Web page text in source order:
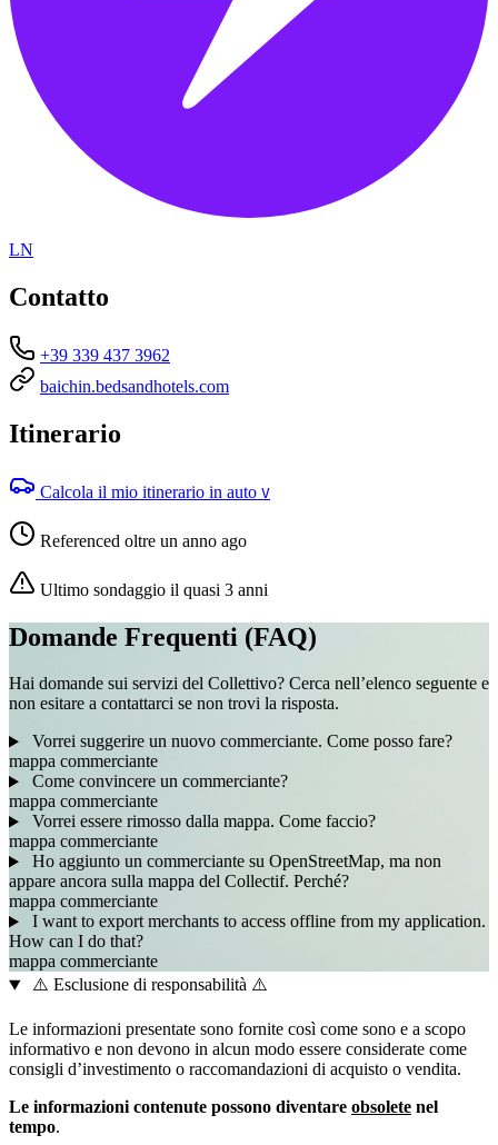
LN
Contatto
+39 339 437 3962
baichin.bedsandhotels.com
Itinerario
Calcola il mio itinerario in auto V
Referenced oltre un anno ago
Ultimo sondaggio il quasi 3 anni
Domande Frequenti (FAQ)
Hai domande sui servizi del Collettivo? Cerca nell’elenco seguente e
non esitare a contattarci se non trovi la risposta.
Vorrei suggerire un nuovo commerciante. Come posso fare?
mappa commerciante
Come convincere un commerciante?
mappa commerciante
Vorrei essere rimosso dalla mappa. Come faccio?
mappa commerciante
Ho aggiunto un commerciante su OpenStreetMap, ma non
appare ancora sulla mappa del Collectif. Perché?
mappa commerciante
I want to export merchants to access offline from my application.
How can I do that?
mappa commerciante
⚠️ Esclusione di responsabilità ⚠️
Le informazioni presentate sono fornite così come sono e a scopo
informativo e non devono in alcun modo essere considerate come
consigli d’investimento o raccomandazioni di acquisto o vendita.
Le informazioni contenute possono diventare obsolete nel
tempo.